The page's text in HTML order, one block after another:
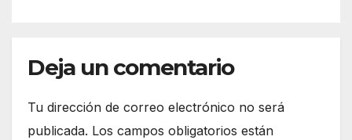
Deja un comentario
Tu dirección de correo electrónico no será
publicada. Los campos obligatorios están